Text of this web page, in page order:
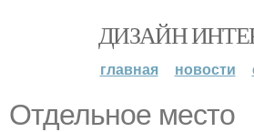
ДИЗАЙН
главная новости
Отдельное место